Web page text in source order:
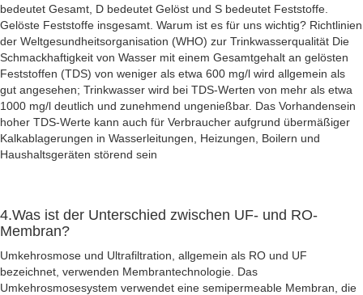
bedeutet Gesamt, D bedeutet Gelöst und S bedeutet Feststoffe.
Gelöste Feststoffe insgesamt. Warum ist es für uns wichtig? Richtlinien
der Weltgesundheitsorganisation (WHO) zur Trinkwasserqualität Die
Schmackhaftigkeit von Wasser mit einem Gesamtgehalt an gelösten
Feststoffen (TDS) von weniger als etwa 600 mg/l wird allgemein als
gut angesehen; Trinkwasser wird bei TDS-Werten von mehr als etwa
1000 mg/l deutlich und zunehmend ungenießbar. Das Vorhandensein
hoher TDS-Werte kann auch für Verbraucher aufgrund übermäßiger
Kalkablagerungen in Wasserleitungen, Heizungen, Boilern und
Haushaltsgeräten störend sein
4.Was ist der Unterschied zwischen UF- und RO-
Membran?
Umkehrosmose und Ultrafiltration, allgemein als RO und UF
bezeichnet, verwenden Membrantechnologie. Das
Umkehrosmosesystem verwendet eine semipermeable Membran, die